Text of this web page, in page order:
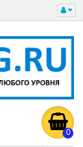
0